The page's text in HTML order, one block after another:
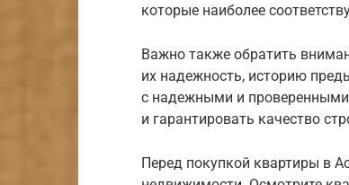
которые наиболее
Важно также обратить
их надежность, историю
с надежными и
и гарантировать качество
Перед покупкой квартиры в